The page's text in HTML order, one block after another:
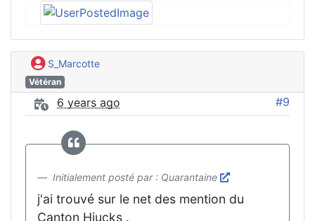
S_Marcotte
Vétéran
6 years ago #9
Initialement posté par : Quarantaine
j'ai trouvé sur le net des mention du
Canton Hiucks .